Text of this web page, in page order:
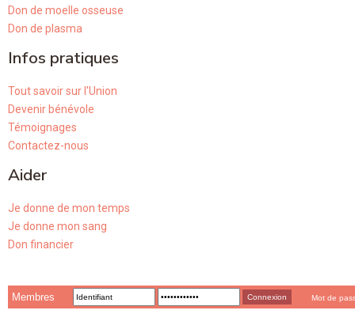
Don de moelle osseuse
Don de plasma
Infos pratiques
Tout savoir sur l'Union
Devenir bénévole
Témoignages
Contactez-nous
Aider
Je donne de mon temps
Je donne mon sang
Don financier
Membres Mot de